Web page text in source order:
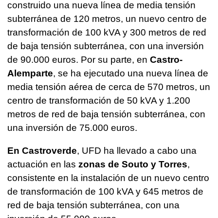
construido una nueva línea de media tensión
subterránea de 120 metros, un nuevo centro de
transformación de 100 kVA y 300 metros de red
de baja tensión subterránea, con una inversión
de 90.000 euros. Por su parte, en Castro-
Alemparte, se ha ejecutado una nueva línea de
media tensión aérea de cerca de 570 metros, un
centro de transformación de 50 kVA y 1.200
metros de red de baja tensión subterránea, con
una inversión de 75.000 euros.
En Castroverde, UFD ha llevado a cabo una
actuación en las zonas de Souto y Torres,
consistente en la instalación de un nuevo centro
de transformación de 100 kVA y 645 metros de
red de baja tensión subterránea, con una